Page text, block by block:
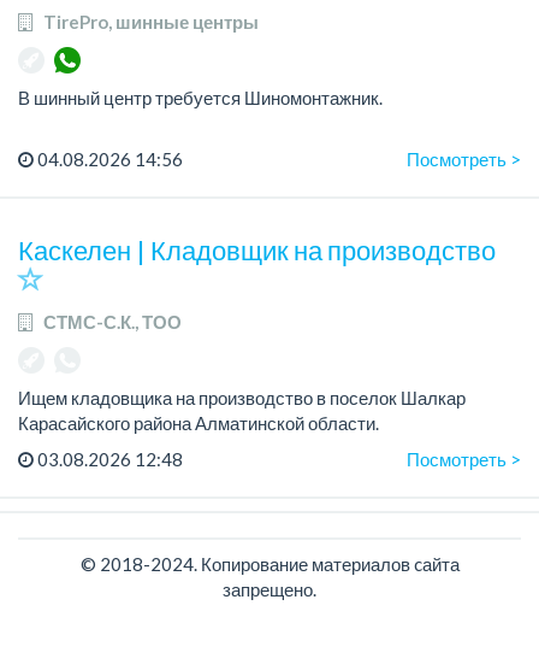
TirePro, шинные центры
В шинный центр требуется Шиномонтажник.
Требования: Опыт работы от 1 года обязателен.
04.08.2026 14:56 Посмотреть >
Каскелен | Кладовщик на производство
СТМС-С.К., ТОО
Ищем кладовщика на производство в поселок Шалкар
Карасайского района Алматинской области.
Рабочий график: 5/2, с 09.00 до 18.00.
Требования:
03.08.2026 12:48 Посмотреть >
© 2018-2024. Копирование материалов cайта
запрещено.